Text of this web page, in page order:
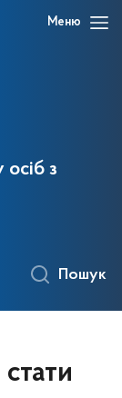
Меню
з
Пошук